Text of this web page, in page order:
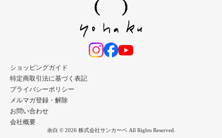
ショッピングガイド
特定商取引法に基づく表記
プライバシーポリシー
メルマガ登録・解除
お問い合わせ
会社概要
余白 © 2026 株式会社サンカーベ All Rights Reserved.